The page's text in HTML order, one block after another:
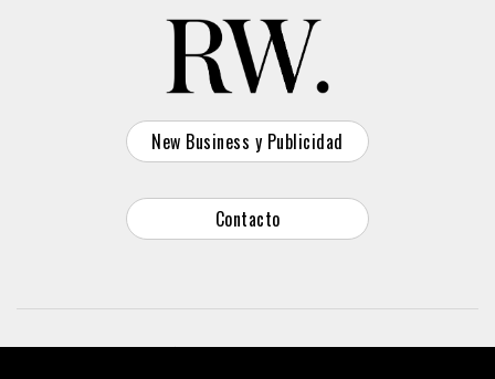
New Business y Publicidad
Contacto
© 2026 Reason Why